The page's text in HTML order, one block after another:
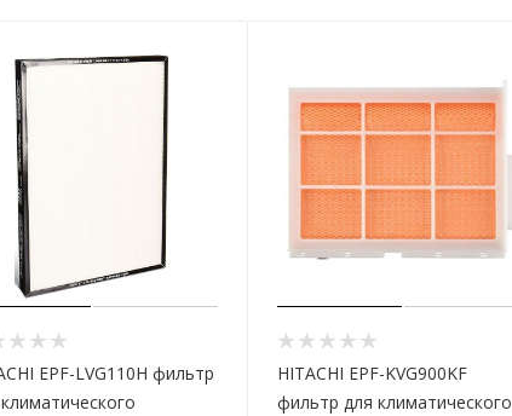
EPF-LVG110H фильтр
HITACHI EPF-KVG900KF
фильтр для климатического